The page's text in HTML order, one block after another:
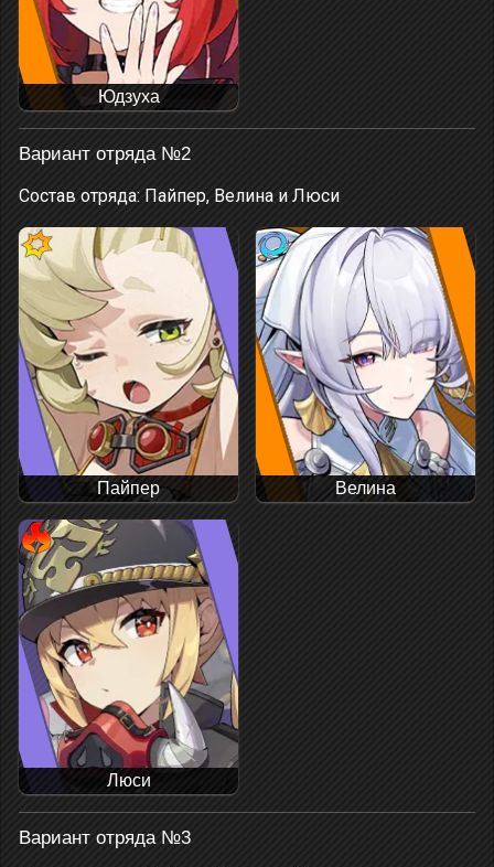
Юдзуха
Вариант отряда №2
Состав отряда: Пайпер, Велина и Люси
Пайпер Велина
Люси
Вариант отряда №3